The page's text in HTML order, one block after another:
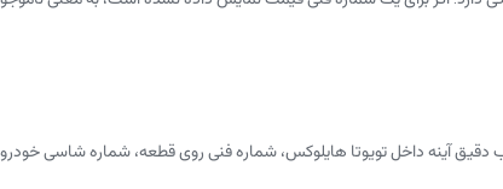
دقیق آینه داخل تویوتا هایلوکس، شماره فنی روی قطعه، شماره